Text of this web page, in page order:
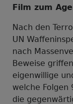
Film zum
Nach den
UN
nach
Beweise
eigenwillige
welche
die